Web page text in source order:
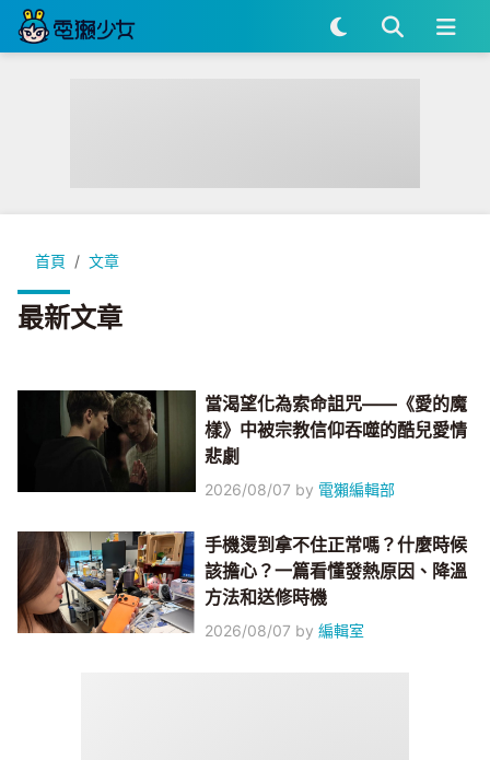
首頁 文章
最新文章
當渴望化為索命詛咒——《愛的魔
樣》中被宗教信仰吞噬的酷兒愛情
悲劇
2026/08/07 by 電獺編輯部
手機燙到拿不住正常嗎？什麼時候
該擔心？一篇看懂發熱原因、降溫
方法和送修時機
2026/08/07 by編輯室